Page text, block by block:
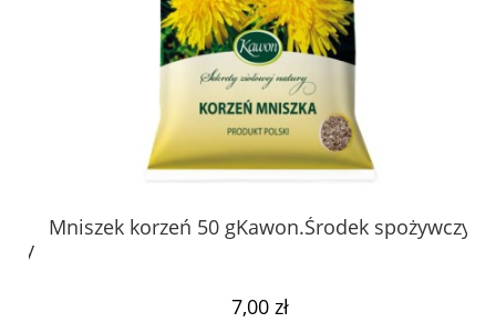
Mniszek korzeń 50 gKawon.Środek spożywczy
7,00 zł